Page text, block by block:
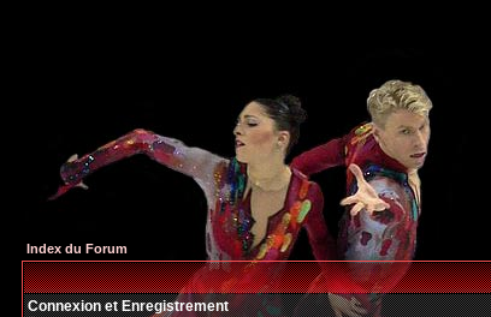
Index du Forum
Connexion et Enregistrement